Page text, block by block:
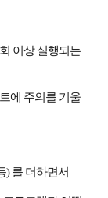
이상 실행되는
에 주의를 기울
)를 더하면서